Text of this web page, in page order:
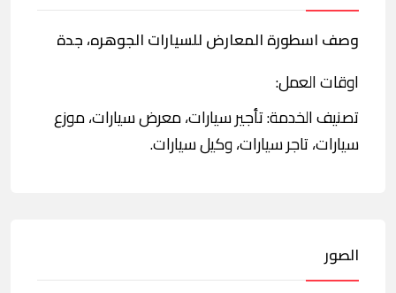
وصف اسطورة المعارض للسيارات الجوهره، جدة
اوقات العمل:
تصنيف الخدمة: تأجير سيارات، معرض سيارات، موزع
سيارات، تاجر سيارات، وكيل سيارات.
الصور